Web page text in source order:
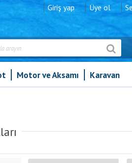
Giriş yap Üye ol
Motor ve Aksamı Karavan